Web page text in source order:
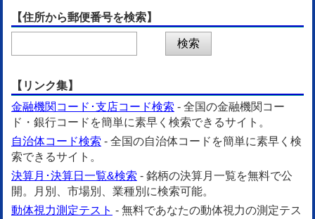
【住所から郵便番号を検索】
【リンク集】
金融機関コード･支店コード検索 - 全国の金融機関コー
ド・銀行コードを簡単に素早く検索できるサイト。
自治体コード検索 - 全国の自治体コードを簡単に素早く検
索できるサイト。
決算月･決算日一覧&検索 - 銘柄の決算月一覧を無料で公
開。月別、市場別、業種別に検索可能。
動体視力測定テスト - 無料であなたの動体視力の測定テス